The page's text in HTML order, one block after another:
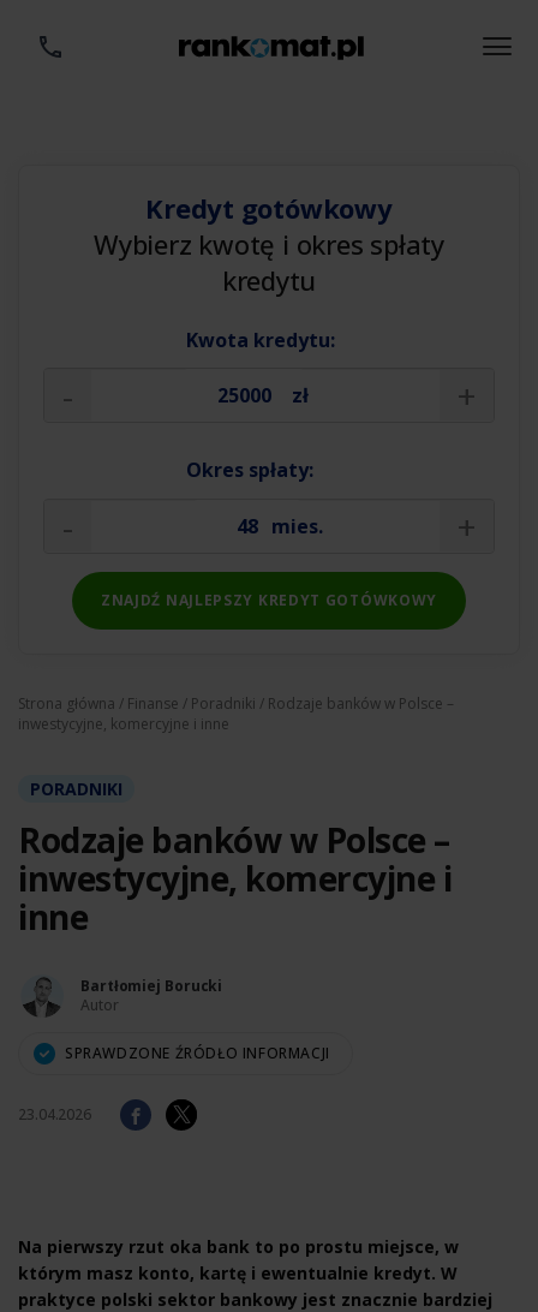
Kredyt gotówkowy
Wybierz kwotę i okres spłaty
kredytu
Kwota kredytu:
- zł +
Okres spłaty:
- mies. +
ZNAJDŹ NAJLEPSZY KREDYT GOTÓWKOWY
Strona główna / Finanse / Poradniki / Rodzaje banków w Polsce –
inwestycyjne, komercyjne i inne
PORADNIKI
Rodzaje banków w Polsce –
inwestycyjne, komercyjne i
inne
Bartłomiej Borucki
Autor
SPRAWDZONE ŹRÓDŁO INFORMACJI
23.04.2026
Na pierwszy rzut oka bank to po prostu miejsce, w
którym masz konto, kartę i ewentualnie kredyt. W
praktyce polski sektor bankowy jest znacznie bardziej